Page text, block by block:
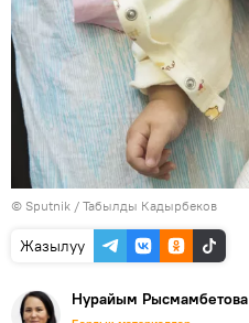
© Sputnik / Табылды Кадырбеков
Жазылуу
Нурайым Рысмамбетова